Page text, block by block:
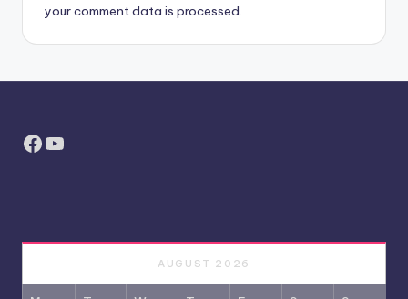
your comment data is processed.
Facebook
YouTube
AUGUST 2026